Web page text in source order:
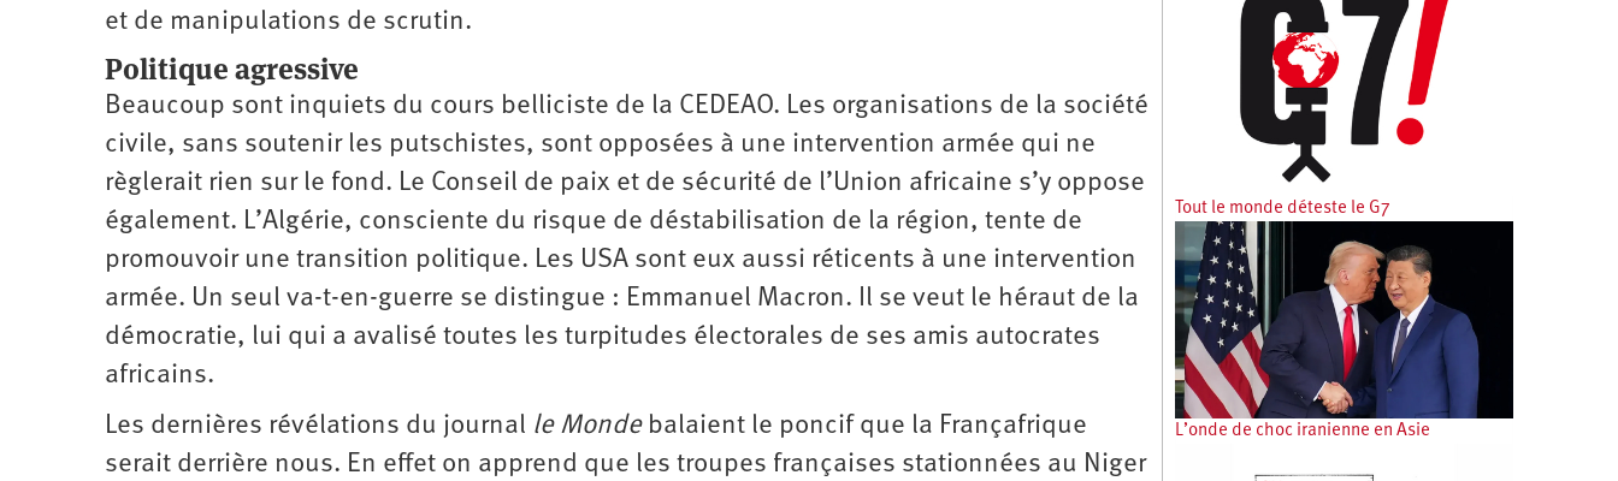
et de manipulations de scrutin.
Politique agressive
Beaucoup sont inquiets du cours belliciste de la CEDEAO. Les organisations de la société
civile, sans soutenir les putschistes, sont opposées à une intervention armée qui ne
règlerait rien sur le fond. Le Conseil de paix et de sécurité de l’Union africaine s’y oppose
également. L’Algérie, consciente du risque de déstabilisation de la région, tente de
promouvoir une transition politique. Les USA sont eux aussi réticents à une intervention
armée. Un seul va-t-en-guerre se distingue : Emmanuel Macron. Il se veut le héraut de la
démocratie, lui qui a avalisé toutes les turpitudes électorales de ses amis autocrates
africains.
Les dernières révélations du journal le Monde balaient le poncif que la Françafrique
serait derrière nous. En effet on apprend que les troupes françaises stationnées au Niger
Tout le monde déteste le G7
L’onde de choc iranienne en Asie